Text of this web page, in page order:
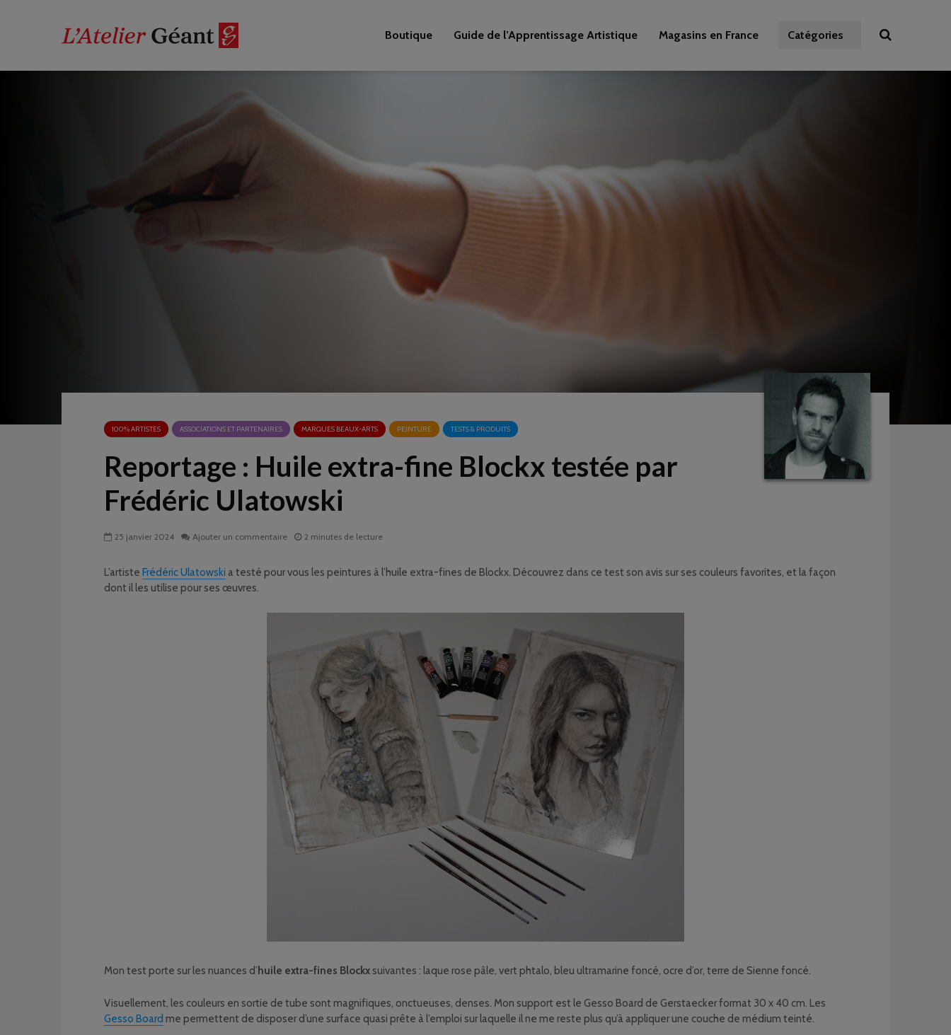
Boutique Guide de l’Apprentissage Artistique Magasins en France Catégories
100% ARTISTES ASSOCIATIONS ET PARTENAIRES MARQUES BEAUX-ARTS PEINTURE TESTS & PRODUITS
Reportage : Huile extra-fine Blockx testée par
Frédéric Ulatowski
25 janvier 2024 Ajouter un commentaire 2 minutes de lecture
L’artiste Frédéric Ulatowski a testé pour vous les peintures à l’huile extra-fines de Blockx. Découvrez dans ce test son avis sur ses couleurs favorites, et la façon
dont il les utilise pour ses œuvres.
Mon test porte sur les nuances d’ huile extra-fines Blockxsuivantes : laque rose pâle, vert phtalo, bleu ultramarine foncé, ocre d’or, terre de Sienne foncé.
Visuellement, les couleurs en sortie de tube sont magnifiques, onctueuses, denses. Mon support est le Gesso Board de Gerstaecker format 30 x 40 cm. Les
Gesso Board me permettent de disposer d’une surface quasi prête à l’emploi sur laquelle il ne me reste plus qu’à appliquer une couche de médium teinté.